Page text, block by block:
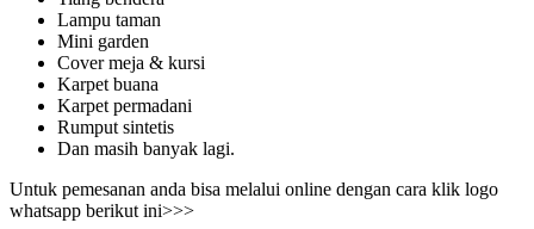
Lampu taman
Mini garden
Cover meja & kursi
Karpet buana
Karpet permadani
Rumput sintetis
Dan masih banyak lagi.
Untuk pemesanan anda bisa melalui online dengan cara klik logo
whatsapp berikut ini>>>